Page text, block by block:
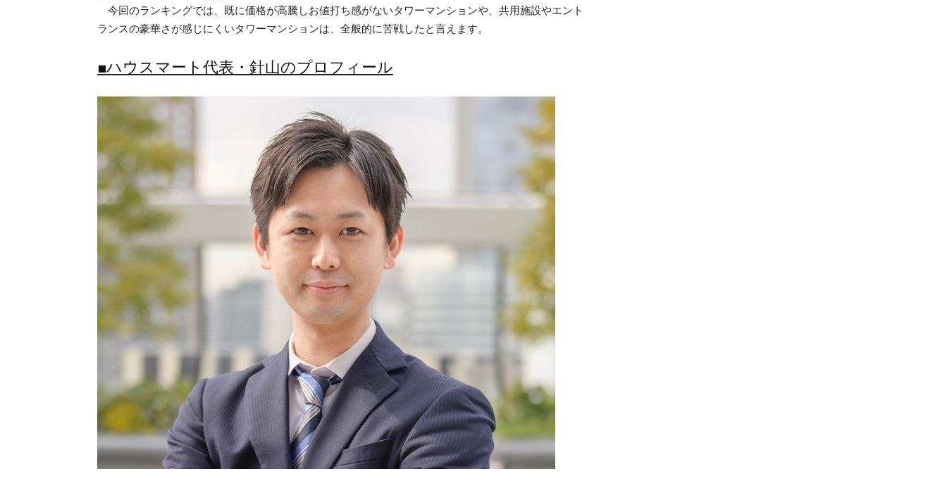
今回のランキングでは、既に価格が高騰しお値打ち感がないタワーマンションや、共用施設やエント
ランスの豪華さが感じにくいタワーマンションは、全般的に苦戦したと言えます。
■ハウスマート代表・針山のプロフィール